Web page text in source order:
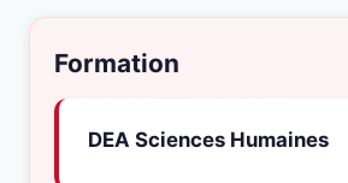
Formation
DEA Sciences Humaines